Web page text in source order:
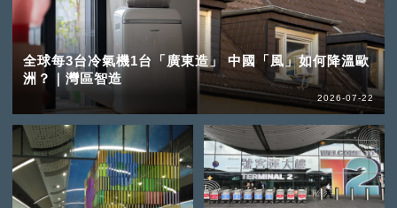
全球每3台冷氣機1台「廣東造」 中國「風」如何降溫歐
洲？｜灣區智造
2026-07-22